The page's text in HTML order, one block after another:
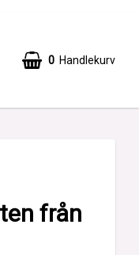
0 Handlekurv
från